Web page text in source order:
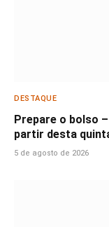
DESTAQUE
Prepare o bolso
partir desta
5 de agosto de 2026